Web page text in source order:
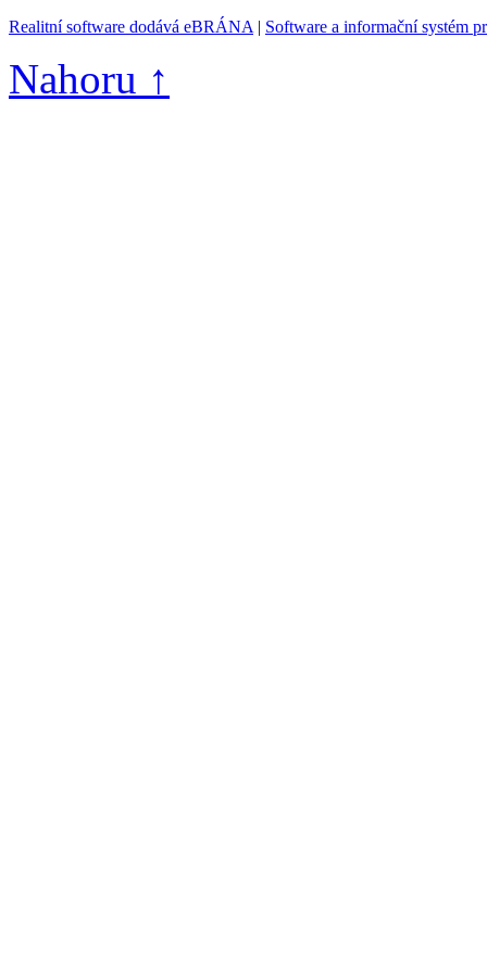
Realitní software dodává eBRÁNA | Software a informační systém
Nahoru ↑